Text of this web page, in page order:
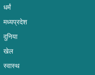
धर्मं
मध्यप्रदेश
दुनिया
खेल
स्वास्थ